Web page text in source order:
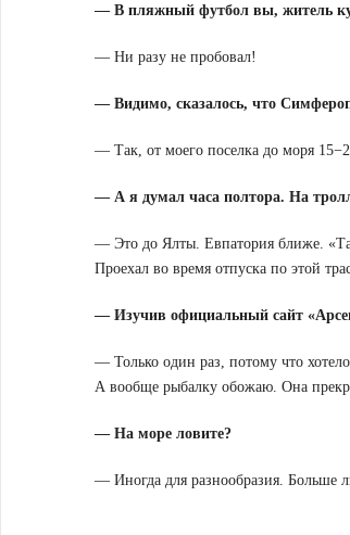
— В пляжный футбол вы, житель
— Ни разу не пробовал!
— Видимо, сказалось, что
— Так, от моего поселка до моря
— А я думал часа полтора. На
— Это до Ялты. Евпатория ближе.
Проехал во время отпуска по этой
— Изучив официальный сайт
— Только один раз, потому что
А вообще рыбалку обожаю. Она
— На море ловите?
— Иногда для разнообразия. Больше